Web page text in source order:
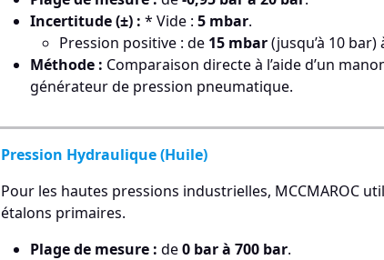
Incertitude (±) : * Vide :5 mbar.
Pression positive : de 15 mbar(jusqu’à 10 bar)
Méthode : Comparaison directe à l’aide d’un
générateur de pression pneumatique.
Pression Hydraulique (Huile)
Pour les hautes pressions industrielles, MCCMAROC
étalons primaires.
Plage de mesure : de0 bar à 700 bar.